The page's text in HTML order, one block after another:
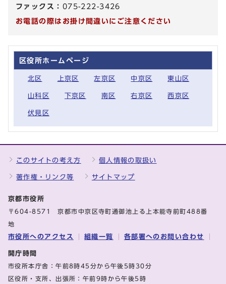
ファックス： 075-222-3426
お電話の際はお掛け間違いにご注意ください
区役所ホームページ
北区 上京区 左京区 中京区 東山区
山科区 下京区 南区 右京区 西京区
伏見区
このサイトの考え方 個人情報の取扱い
著作権・リンク等 サイトマップ
京都市役所
〒604-8571 京都市中京区寺町通御池上る上本能寺前町488番
地
市役所へのアクセス 組織一覧 各部署へのお問い合わせ
開庁時間
市役所本庁舎：午前8時45分から午後5時30分
区役所・支所、出張所：午前9時から午後5時